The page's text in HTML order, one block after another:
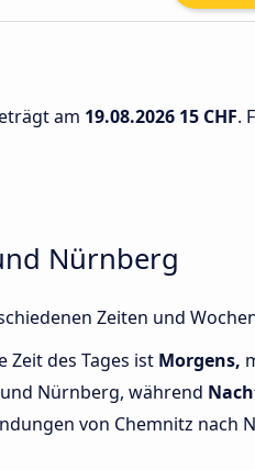
am 19.08.2026 15 CHF.
Nürnberg
Zeiten und
Zeit des Tages ist Morgens,
Nürnberg, während
von Chemnitz nach